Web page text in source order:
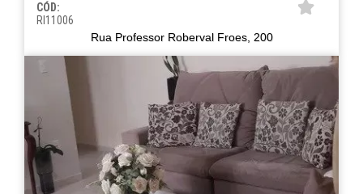
CÓD:
RI11006
Rua Professor Roberval Froes, 200